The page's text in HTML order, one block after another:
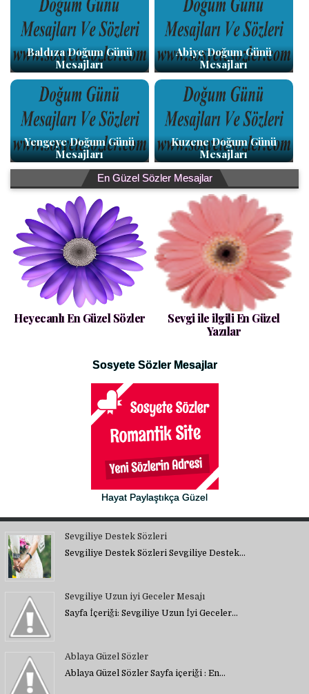
Baldıza Doğum Günü
Mesajları
Abiye Doğum Günü
Mesajları
Yengeye Doğum Günü
Mesajları
Kuzene Doğum Günü
Mesajları
En Güzel Sözler Mesajlar
Heyecanlı En Güzel Sözler
Sevgi ile ilgili En Güzel
Yazılar
Sosyete Sözler Mesajlar
Hayat Paylaştıkça Güzel
Sevgiliye Destek Sözleri
Sevgiliye Destek Sözleri Sevgiliye Destek…
Sevgiliye Uzun iyi Geceler Mesajı
Sayfa İçeriği: Sevgiliye Uzun İyi Geceler…
Ablaya Güzel Sözler
Ablaya Güzel Sözler Sayfa içeriği : En…